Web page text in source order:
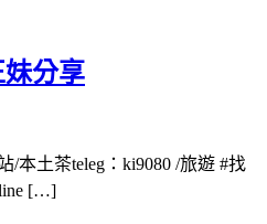
分享
/本土茶teleg：ki9080 /旅遊 #找
[…]